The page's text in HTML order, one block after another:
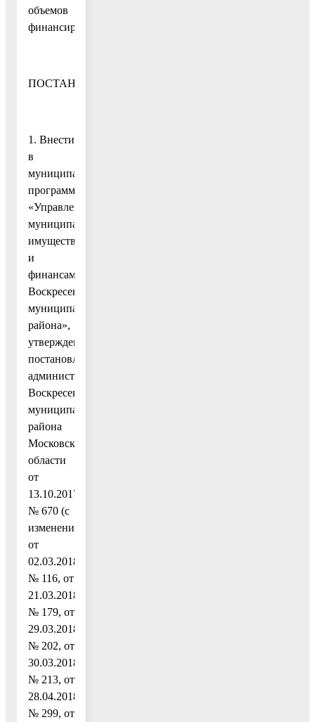
объемов
финансирования
ПОСТАНОВЛЯЮ:
1. Внести
в
муниципальную
программу
«Управление
муниципальным
имуществом
и
финансами
Воскресенского
муниципального
района»,
утвержденную
постановлением
администрации
Воскресенского
муниципального
района
Московской
области
от
13.10.2017
№ 670 (с
изменениями
от
02.03.2018
№ 116, от
21.03.2018
№ 179, от
29.03.2018
№ 202, от
30.03.2018
№ 213, от
28.04.2018
№ 299, от